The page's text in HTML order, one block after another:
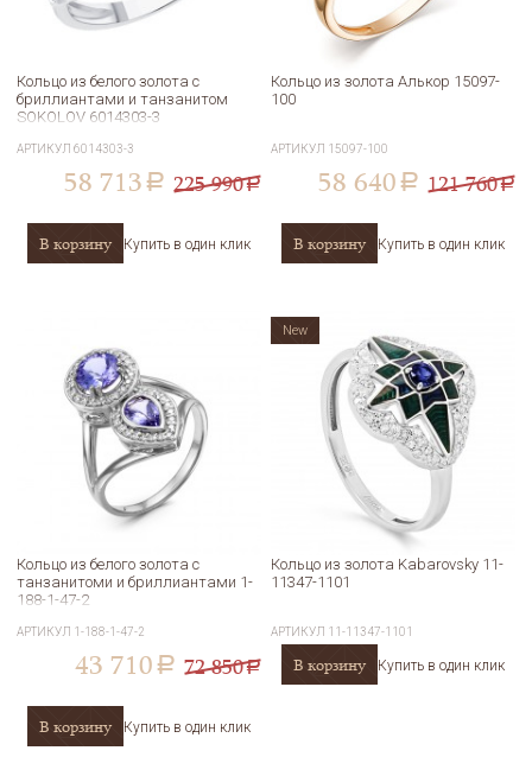
Кольцо из белого золота с
бриллиантами и танзанитом
SOKOLOV 6014303-3
АРТИКУЛ6014303-3
58 713 a 225 990a
В корзину Купить в один клик
Кольцо из золота Алькор 15097-
100
АРТИКУЛ 15097-100
58 640 a 121 760a
В корзину Купить в один клик
Кольцо из белого золота с
танзанитоми и бриллиантами 1-
188-1-47-2
АРТИКУЛ 1-188-1-47-2
43 710 a 72 850a
В корзину Купить в один клик
Кольцо из золота Kabarovsky 11-
11347-1101
АРТИКУЛ 11-11347-1101
В корзину Купить в один клик
New